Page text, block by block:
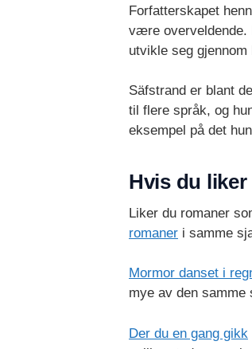
Forfatterskapet
være overveldende.
utvikle seg gjennom
Säfstrand er blant
til flere språk, og
eksempel på det
Hvis du
Liker du romaner
romaner i samme
Mormor danset i
mye av den samme
Der du en gang gikk